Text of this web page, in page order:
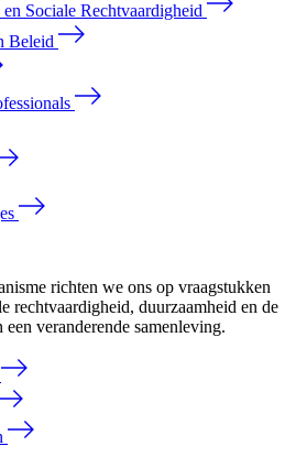
Sociale Rechtvaardigheid
Beleid
richten we ons op vraagstukken
rechtvaardigheid, duurzaamheid en de
veranderende samenleving.